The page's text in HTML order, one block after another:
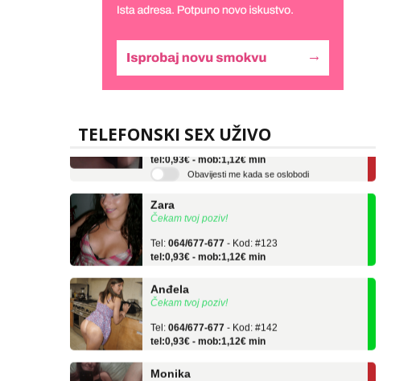
TELEFONSKI SEX UŽIVO
Monika
Tel:064/677-677 - Kod: #133
tel:0,93€ - mob:1,12€ min
Obavijesti me kada se oslobodi
Čekam tvoj poziv!
064/677-677
tel:0,93€ - mob:1,12€ min
Čekam tvoj poziv!
064/677-677
tel:0,93€ - mob:1,12€ min
Razgovaram :)